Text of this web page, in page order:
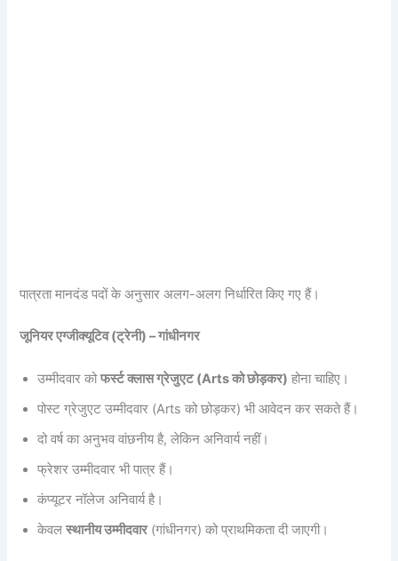
पात्रता मानदंड पदों के अनुसार अलग-अलग निर्धारित किए गए हैं।
जूनियर एग्जीक्यूटिव (ट्रेनी) – गांधीनगर
उम्मीदवार कोफर्स्ट क्लास ग्रेजुएट (Arts को छोड़कर) होना चाहिए।
पोस्ट ग्रेजुएट उम्मीदवार (Arts को छोड़कर) भी आवेदन कर सकते हैं।
दो वर्ष का अनुभव वांछनीय है, लेकिन अनिवार्य नहीं।
फ्रेशर उम्मीदवार भी पात्र हैं।
कंप्यूटर नॉलेज अनिवार्य है।
केवलस्थानीय उम्मीदवार(गांधीनगर) को प्राथमिकता दी जाएगी।